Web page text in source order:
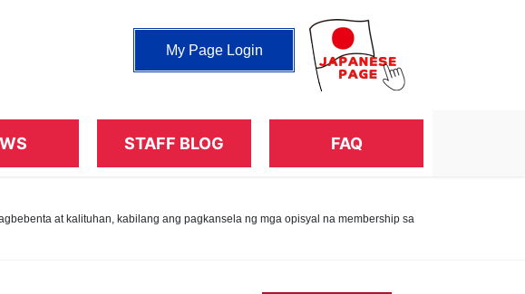
My Page Login
STAFF BLOG FAQ
at kalituhan, kabilang ang pagkansela ng mga opisyal na membership sa